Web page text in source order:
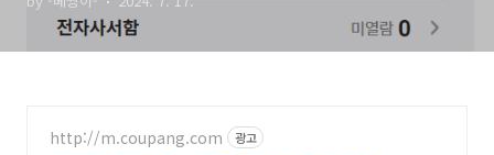
http://m.coupang.com 광고